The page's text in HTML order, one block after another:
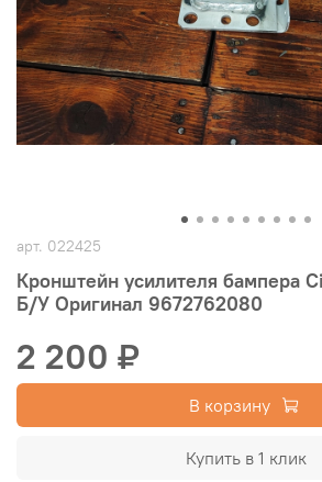
арт. 022425
Кронштейн усилителя бампера
Б/У Оригинал 9672762080
2 200 ₽
В корзину
Купить в 1 клик